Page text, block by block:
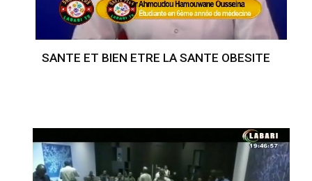
SANTE ET BIEN ETRE LA SANTE OBESITE